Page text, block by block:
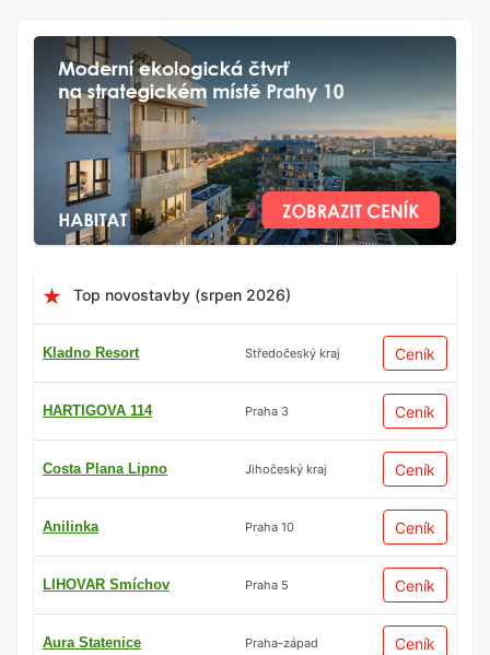
Top novostavby (srpen 2026)
Kladno Resort Středočeský kraj Ceník
HARTIGOVA 114 Praha 3 Ceník
Costa Plana Lipno Jihočeský kraj Ceník
Anilinka Praha 10 Ceník
LIHOVAR Smíchov Praha 5 Ceník
Aura Statenice Praha-západ Ceník